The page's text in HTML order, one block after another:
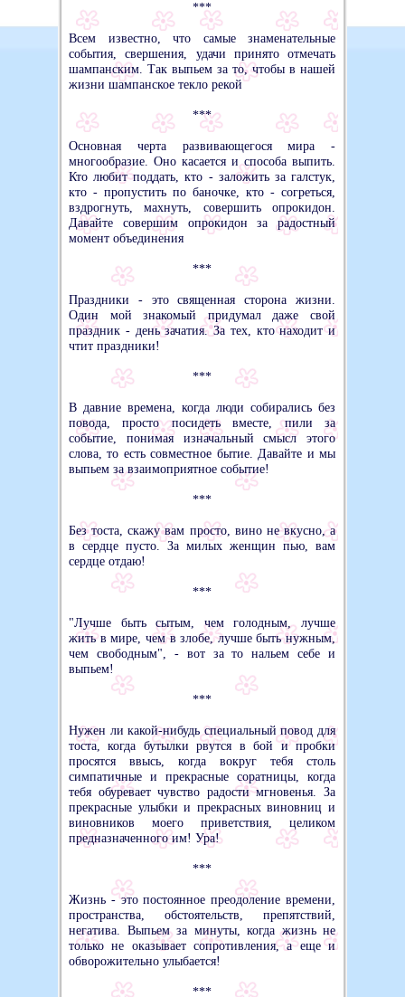
***
Всем известно, что самые знаменательные
события, свершения, удачи принято отмечать
шампанским. Так выпьем за то, чтобы в нашей
жизни шампанское текло рекой
***
Основная черта развивающегося мира -
многообразие. Оно касается и способа выпить.
Кто любит поддать, кто - заложить за галстук,
кто - пропустить по баночке, кто - согреться,
вздрогнуть, махнуть, совершить опрокидон.
Давайте совершим опрокидон за радостный
момент объединения
***
Праздники - это священная сторона жизни.
Один мой знакомый придумал даже свой
праздник - день зачатия. За тех, кто находит и
чтит праздники!
***
В давние времена, когда люди собирались без
повода, просто посидеть вместе, пили за
событие, понимая изначальный смысл этого
слова, то есть совместное бытие. Давайте и мы
выпьем за взаимоприятное событие!
***
Без тоста, скажу вам просто, вино не вкусно, а
в сердце пусто. За милых женщин пью, вам
сердце отдаю!
***
"Лучше быть сытым, чем голодным, лучше
жить в мире, чем в злобе, лучше быть нужным,
чем свободным", - вот за то нальем себе и
выпьем!
***
Нужен ли какой-нибудь специальный повод для
тоста, когда бутылки рвутся в бой и пробки
просятся ввысь, когда вокруг тебя столь
симпатичные и прекрасные соратницы, когда
тебя обуревает чувство радости мгновенья. За
прекрасные улыбки и прекрасных виновниц и
виновников моего приветствия, целиком
предназначенного им! Ура!
***
Жизнь - это постоянное преодоление времени,
пространства, обстоятельств, препятствий,
негатива. Выпьем за минуты, когда жизнь не
только не оказывает сопротивления, а еще и
обворожительно улыбается!
***